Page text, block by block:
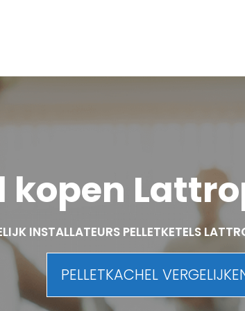
kopen
INSTALLATEURS PELLETKETELS
PELLETKACHEL